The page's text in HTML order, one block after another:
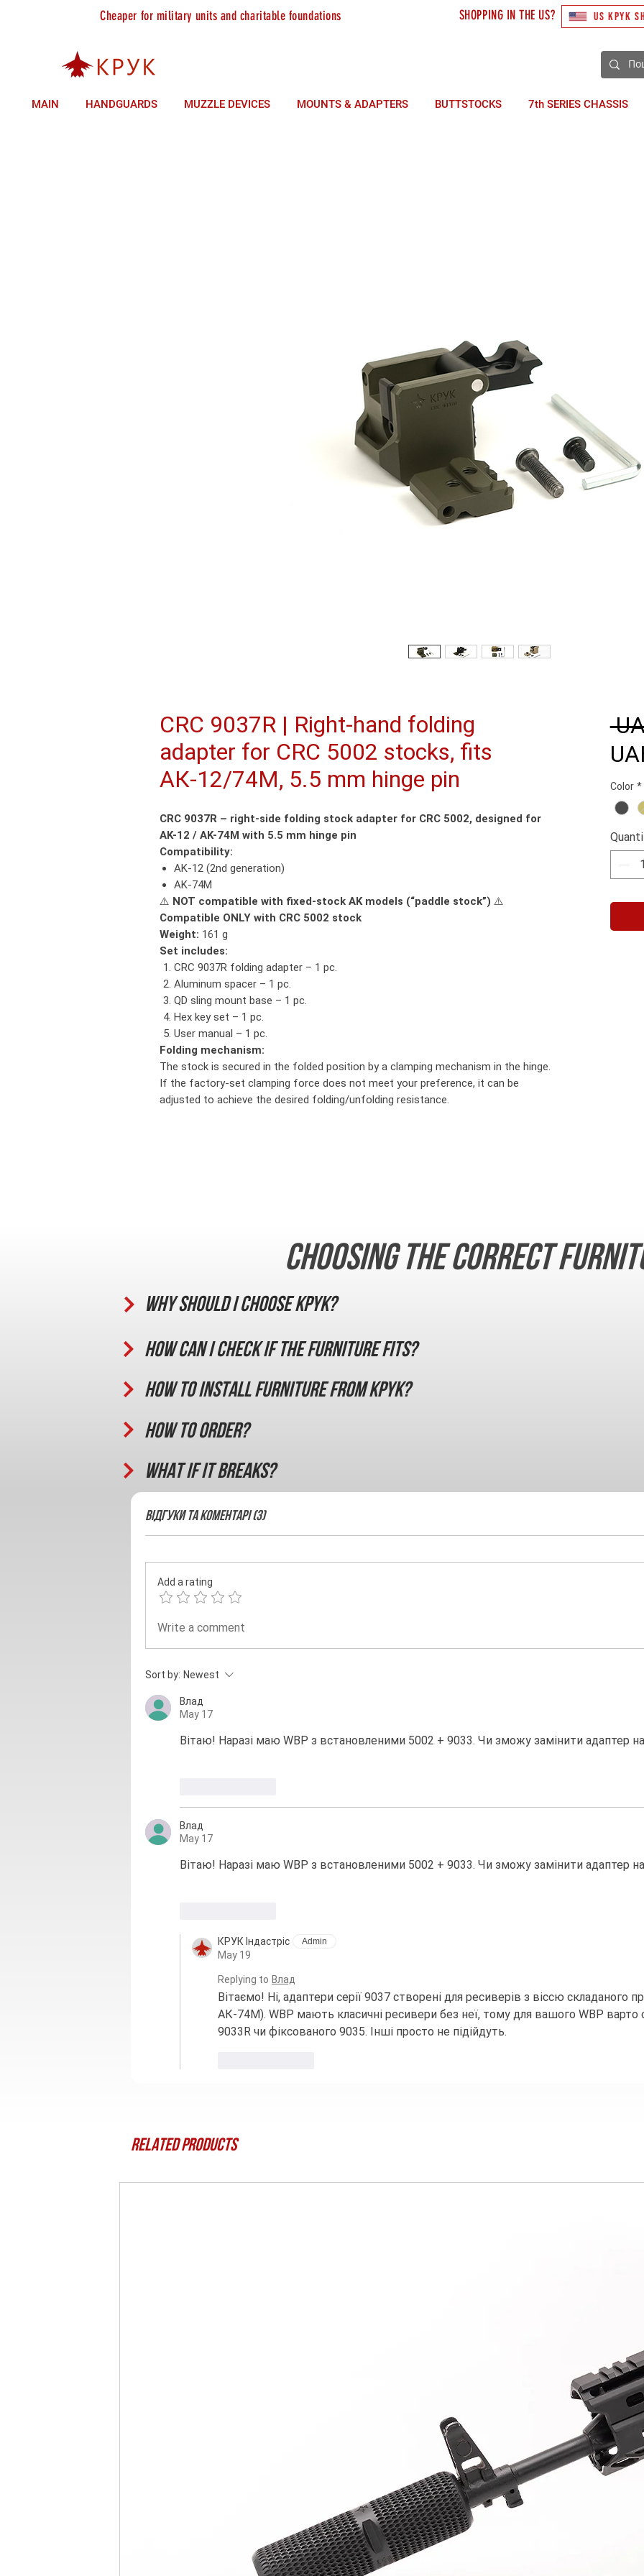
Cheaper for military units and charitable foundations SHOPPING IN THE US? US KPYK
MAIN HANDGUARDS MUZZLE DEVICES MOUNTS & ADAPTERS BUTTSTOCKS 7th SERIES CHASSIS
CRC 9037R | Right-hand folding
adapter for CRC 5002 stocks, fits
АК-12/74М, 5.5 mm hinge pin
CRC 9037R – right-side folding stock adapter for CRC 5002, designed for
AK-12 / AK-74M with 5.5 mm hinge pin
Compatibility:
AK-12 (2nd generation)
AK-74M
⚠️ NOT compatible with fixed-stock AK models (“paddle stock”) ⚠️
Compatible ONLY with CRC 5002 stock
Weight: 161 g
Set includes:
CRC 9037R folding adapter – 1 pc.
Aluminum spacer – 1 pc.
QD sling mount base – 1 pc.
Hex key set – 1 pc.
User manual – 1 pc.
Folding mechanism:
The stock is secured in the folded position by a clamping mechanism in the hinge.
If the factory-set clamping force does not meet your preference, it can be
adjusted to achieve the desired folding/unfolding resistance.
Color *
Choosing the correct
Why should I choose KPYK?
How can I check if the furniture fits?
How to install furniture from KPYK?
How to order?
What if it breaks?
Відгуки та Коментарі (3)
Add a rating
Write a comment
Sort by: Newest
Влад
May 17
Вітаю! Наразі маю WBP з встановленими 5002 + 9033. Чи зможу замінити адаптер на
Влад
May 17
Вітаю! Наразі маю WBP з встановленими 5002 + 9033. Чи зможу замінити адаптер на
КРУК Індастріс Admin
May 19
Replying to Влад
Вітаємо! Ні, адаптери серії 9037 створені для ресиверів з віссю
АК-74М). WBP мають класичні ресивери без неї, тому для вашого WBP варто
9033R чи фіксованого 9035. Інші просто не підійдуть.
Related Products